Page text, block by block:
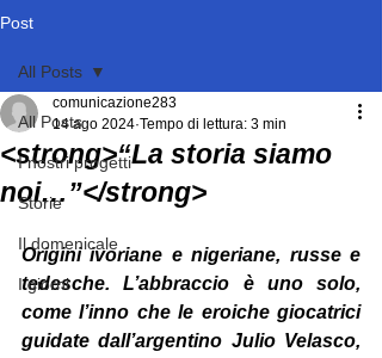
Post
All Posts
I nostri progetti
Storie
Il domenicale
I giorni
All Posts
<strong>“La storia siamo
noi…”</strong>
comunicazione283
14 ago 2024 Tempo di lettura: 3 min
Origini ivoriane e nigeriane, russe e
tedesche. L’abbraccio è uno solo,
come l’inno che le eroiche giocatrici
guidate dall’argentino Julio Velasco,